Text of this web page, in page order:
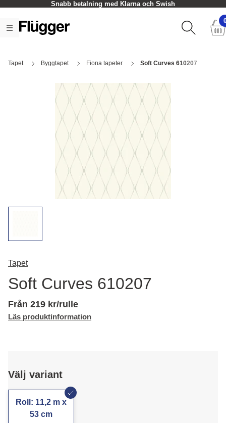
Snabb betalning med Klarna och Swish
Tapet Byggtapet Fiona tapeter Soft Curves 610207
Tapet
Soft Curves 610207
Från 219 kr/rulle
Läs produktinformation
Välj variant
Roll: 11,2 m x
53 cm